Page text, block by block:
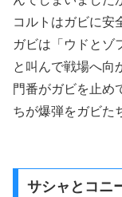
コルトはガビに安
ガビは「ウドとゾ
と叫んで戦場へ向
門番がガビを止め
ちが爆弾をガビた
サシャとコニ